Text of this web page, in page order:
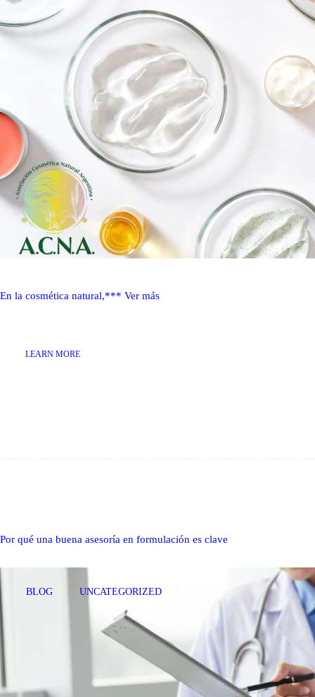
En la cosmética natural,*** Ver más
LEARN MORE
Por qué una buena asesoría en formulación es clave
BLOG UNCATEGORIZED